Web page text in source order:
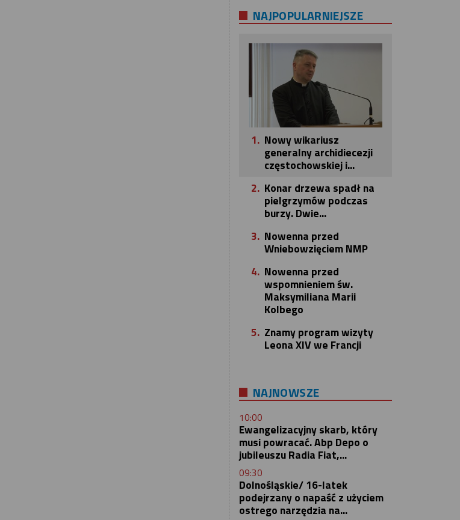
NAJPOPULARNIEJSZE
1. Nowy wikariusz
generalny archidiecezji
częstochowskiej i...
2. Konar drzewa spadł na
pielgrzymów podczas
burzy. Dwie...
3. Nowenna przed
Wniebowzięciem NMP
4. Nowenna przed
wspomnieniem św.
Maksymiliana Marii
Kolbego
5. Znamy program wizyty
Leona XIV we Francji
NAJNOWSZE
10:00
Ewangelizacyjny skarb, który
musi powracać. Abp Depo o
jubileuszu Radia Fiat,...
09:30
Dolnośląskie/ 16-latek
podejrzany o napaść z użyciem
ostrego narzędzia na...